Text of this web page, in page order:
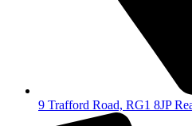
9 Trafford Road, RG1 8JP